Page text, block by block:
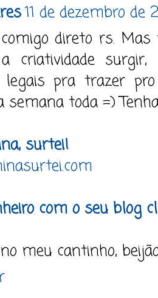
11 de dezembro de
direto rs.
criatividade
pra trazer
semana toda =)
surtei!
com o seu blog
meu cantinho,